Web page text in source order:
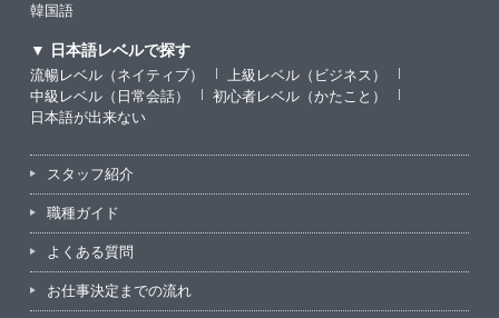
韓国語
▼ 日本語レベルで探す
流暢レベル（ネイティブ）
上級レベル（ビジネス）
中級レベル（日常会話）
初心者レベル（かたこと）
日本語が出来ない
スタッフ紹介
職種ガイド
よくある質問
お仕事決定までの流れ